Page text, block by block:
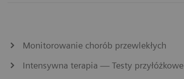
Monitorowanie chorób przewlekłych
Intensywna terapia — Testy przyłóżkowe